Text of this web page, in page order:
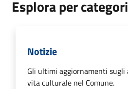
Esplora per
Notizie
Gli ultimi aggiornamenti
vita culturale nel Comune.